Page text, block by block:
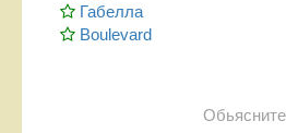
Габелла
Boulevard